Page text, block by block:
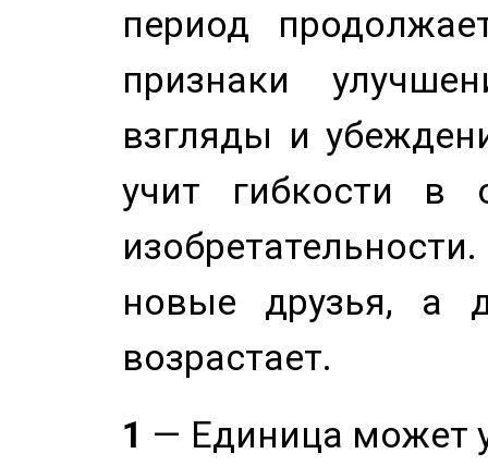
период
признаки
взгляды и
учит гибкости в
новые друзья, а
возрастает.
1 — Единица может